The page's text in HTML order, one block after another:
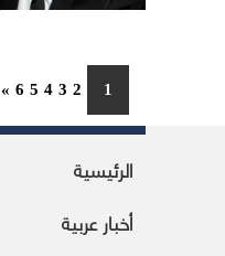
1
2
3
4
5
6
»
الرئيسية
أخبار عربية